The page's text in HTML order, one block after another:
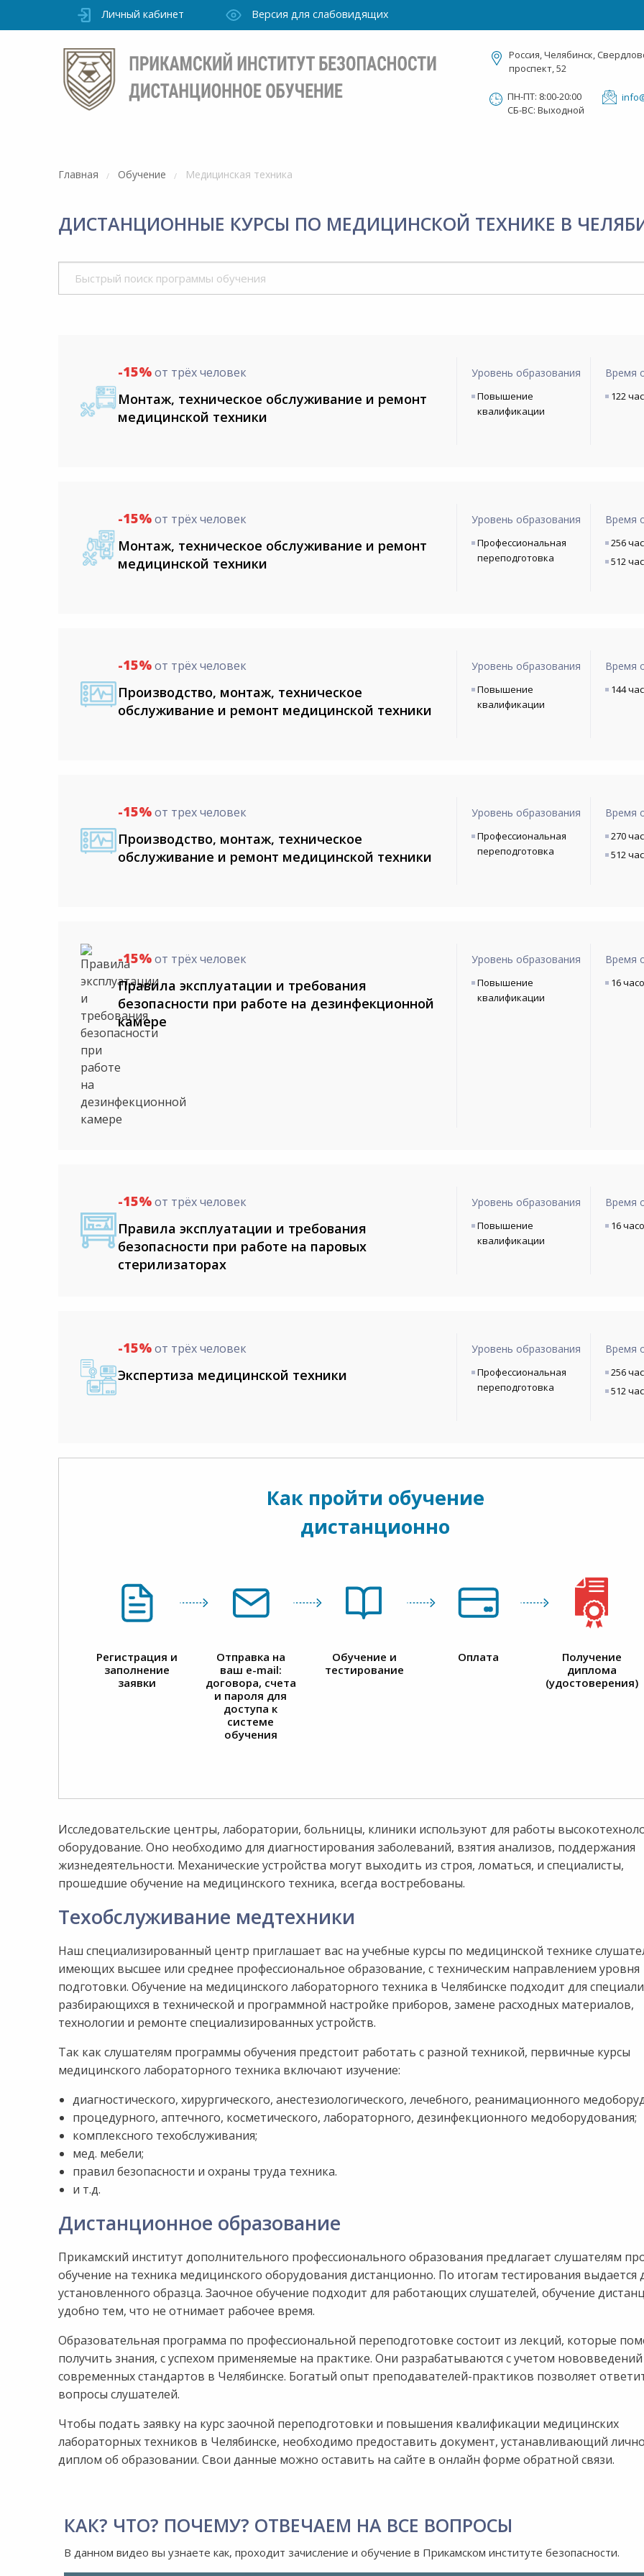
Института
Личный кабинет Версия для слабовидящих
Россия, Челябинск,
проспект, 52
ПН-ПТ: 8:00-20:00
СБ-ВС: Выходной
Главная Обучение Медицинская техника
ДИСТАНЦИОННЫЕ КУРСЫ ПО МЕДИЦИНСКОЙ ТЕХНИКЕ В
-15%от трёх человек
Монтаж, техническое обслуживание и ремонт
медицинской техники
Уровень образования
Повышение
квалификации
Время
122
-15%от трёх человек
Монтаж, техническое обслуживание и ремонт
медицинской техники
Уровень образования
Профессиональная
переподготовка
Время
256
512
-15%от трёх человек
Производство, монтаж, техническое
обслуживание и ремонт медицинской техники
Уровень образования
Повышение
квалификации
Время
144
-15%от трех человек
Производство, монтаж, техническое
обслуживание и ремонт медицинской техники
Уровень образования
Профессиональная
переподготовка
Время
270
512
-15%от трёх человек
Правила эксплуатации и требования
безопасности при работе на дезинфекционной
камере
Уровень образования
Повышение
квалификации
Время
16
-15%от трёх человек
Правила эксплуатации и требования
безопасности при работе на паровых
стерилизаторах
Уровень образования
Повышение
квалификации
Время
16
-15%от трёх человек
Экспертиза медицинской техники
Уровень образования
Профессиональная
переподготовка
Время
256
512
Как пройти обучение
дистанционно
Регистрация и
заполнение
заявки
Отправка на
ваш e-mail:
договора, счета
и пароля для
доступа к
системе
обучения
Обучение и
тестирование
Оплата
Получение
диплома
(удостоверения)
Исследовательские центры, лаборатории, больницы, клиники используют для работы
оборудование. Оно необходимо для диагностирования заболеваний, взятия анализов, поддержания
жизнедеятельности. Механические устройства могут выходить из строя, ломаться, и специалисты,
прошедшие обучение на медицинского техника, всегда востребованы.
Техобслуживание медтехники
Наш специализированный центр приглашает вас на учебные курсы по медицинской технике
имеющих высшее или среднее профессиональное образование, с техническим направлением уровня
подготовки. Обучение на медицинского лабораторного техника в Челябинске подходит для
разбирающихся в технической и программной настройке приборов, замене расходных материалов,
технологии и ремонте специализированных устройств.
Так как слушателям программы обучения предстоит работать с разной техникой, первичные курсы
медицинского лабораторного техника включают изучение:
диагностического, хирургического, анестезиологического, лечебного, реанимационного
процедурного, аптечного, косметического, лабораторного, дезинфекционного медоборудования;
комплексного техобслуживания;
мед. мебели;
правил безопасности и охраны труда техника.
и т.д.
Дистанционное образование
Прикамский институт дополнительного профессионального образования предлагает слушателям
обучение на техника медицинского оборудования дистанционно. По итогам тестирования выдается
установленного образца. Заочное обучение подходит для работающих слушателей, обучение
удобно тем, что не отнимает рабочее время.
Образовательная программа по профессиональной переподготовке состоит из лекций, которые
получить знания, с успехом применяемые на практике. Они разрабатываются с учетом нововведений
современных стандартов в Челябинске. Богатый опыт преподавателей-практиков позволяет
вопросы слушателей.
Чтобы подать заявку на курс заочной переподготовки и повышения квалификации медицинских
лабораторных техников в Челябинске, необходимо предоставить документ, устанавливающий
диплом об образовании. Свои данные можно оставить на сайте в онлайн форме обратной связи.
КАК? ЧТО? ПОЧЕМУ? ОТВЕЧАЕМ НА ВСЕ ВОПРОСЫ
В данном видео вы узнаете как, проходит зачисление и обучение в Прикамском институте безопасности.